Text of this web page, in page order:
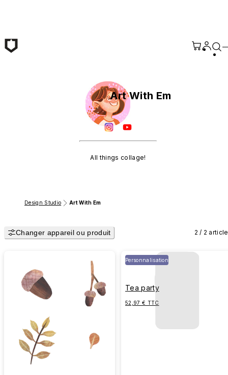
Art With Em
All things collage!
Design Studio Art With Em
Changer appareil ou produit 2 / 2
Personnalisation
Tea party
52,97 € TTC